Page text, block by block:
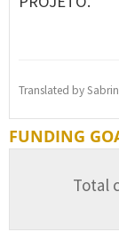
Translated by
FUNDING
Total